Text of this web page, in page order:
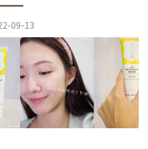
09-13